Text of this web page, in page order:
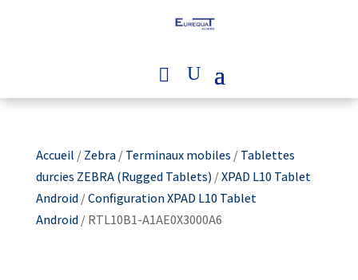
Accueil /Zebra/Terminaux mobiles /Tablettes
durcies ZEBRA (Rugged Tablets)/XPAD L10 Tablet
Android/Configuration XPAD L10 Tablet
Android/ RTL10B1-A1AE0X3000A6